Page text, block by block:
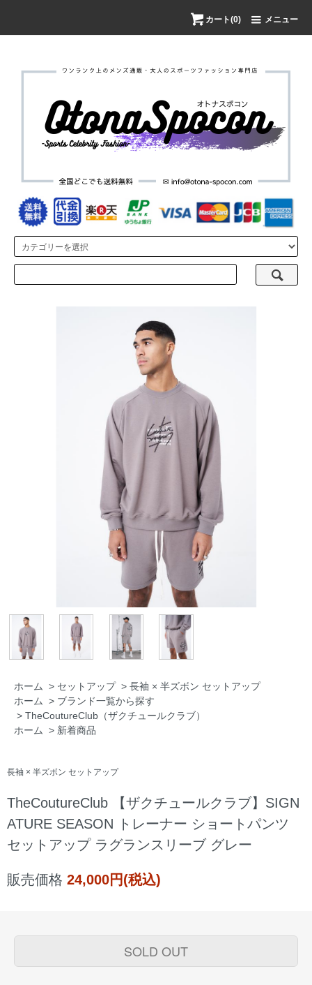
カート(0) メニュー
ホーム > セットアップ > 長袖 × 半ズボン セットアップ
ホーム
> ブランド一覧から探す
> TheCoutureClub（ザクチュールクラブ）
ホーム
> 新着商品
長袖 × 半ズボン セットアップ
TheCoutureClub 【ザクチュールクラブ】SIGN
ATURE SEASON トレーナー ショートパンツ
セットアップ ラグランスリーブ グレー
販売価格 24,000円(税込)
SOLD OUT